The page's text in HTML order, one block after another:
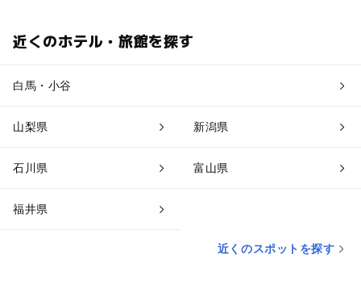
ドライブコース
モミジがすばらしい 家族連れにお勧め
もみじが美しい ドライブ休憩
近くのホテル・旅館を探す
白馬・小谷
山梨県 新潟県
石川県 富山県
福井県
近くのスポットを探す